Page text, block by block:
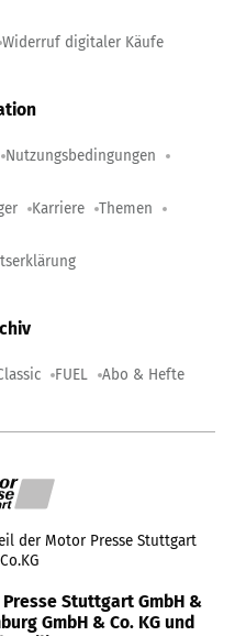
Widerruf digitaler Käufe
Nutzungsbedingungen
Karriere Themen
FUEL Abo & Hefte
der Motor Presse Stuttgart
Stuttgart GmbH &
GmbH & Co. KG und